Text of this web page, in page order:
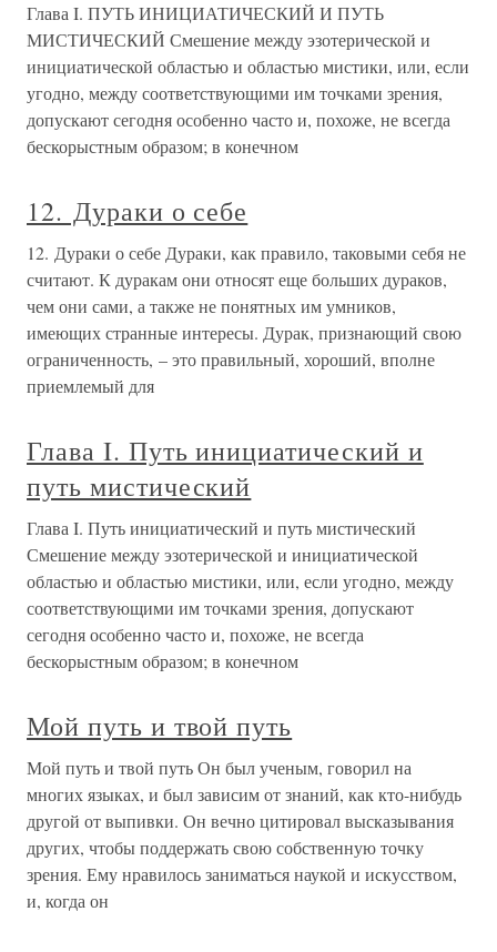
Глава I. ПУТЬ ИНИЦИАТИЧЕСКИЙ И ПУТЬ
МИСТИЧЕСКИЙ Смешение между эзотерической и
инициатической областью и областью мистики, или, если
угодно, между соответствующими им точками зрения,
допускают сегодня особенно часто и, похоже, не всегда
бескорыстным образом; в конечном
12. Дураки о себе
12. Дураки о себе Дураки, как правило, таковыми себя не
считают. К дуракам они относят еще больших дураков,
чем они сами, а также не понятных им умников,
имеющих странные интересы. Дурак, признающий свою
ограниченность, – это правильный, хороший, вполне
приемлемый для
Глава I. Путь инициатический и
путь мистический
Глава I. Путь инициатический и путь мистический
Смешение между эзотерической и инициатической
областью и областью мистики, или, если угодно, между
соответствующими им точками зрения, допускают
сегодня особенно часто и, похоже, не всегда
бескорыстным образом; в конечном
Мой путь и твой путь
Мой путь и твой путь Он был ученым, говорил на
многих языках, и был зависим от знаний, как кто-нибудь
другой от выпивки. Он вечно цитировал высказывания
других, чтобы поддержать свою собственную точку
зрения. Ему нравилось заниматься наукой и искусством,
и, когда он